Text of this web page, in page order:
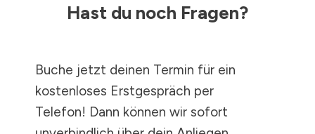
Hast du noch Fragen?
Buche jetzt deinen Termin für ein
kostenloses Erstgespräch per
Telefon! Dann können wir sofort